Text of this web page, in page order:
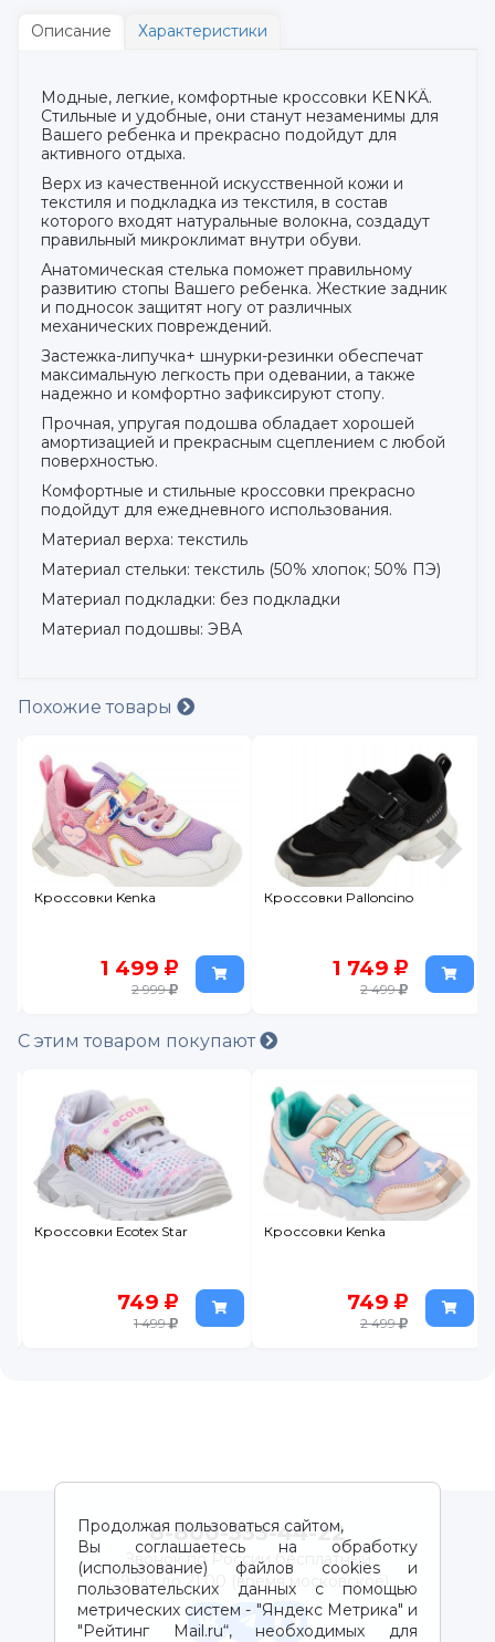
Описание Характеристики
Модные, легкие, комфортные кроссовки KENKÄ.
Стильные и удобные, они станут незаменимы для
Вашего ребенка и прекрасно подойдут для
активного отдыха.
Верх из качественной искусственной кожи и
текстиля и подкладка из текстиля, в состав
которого входят натуральные волокна, создадут
правильный микроклимат внутри обуви.
Анатомическая стелька поможет правильному
развитию стопы Вашего ребенка. Жесткие задник
и подносок защитят ногу от различных
механических повреждений.
Застежка-липучка+ шнурки-резинки обеспечат
максимальную легкость при одевании, а также
надежно и комфортно зафиксируют стопу.
Прочная, упругая подошва обладает хорошей
амортизацией и прекрасным сцеплением с любой
поверхностью.
Комфортные и стильные кроссовки прекрасно
подойдут для ежедневного использования.
Материал верха: текстиль
Материал стельки: текстиль (50% хлопок; 50% ПЭ)
Материал подкладки: без подкладки
Материал подошвы: ЭВА
Похожие товары
Кроссовки Kenka
1 499
2 999
Кроссовки Palloncino
1 749
2 499
С этим товаром покупают
Кроссовки Ecotex Star
749
1 499
Кроссовки Kenka
749
2 499
Продолжая пользоваться сайтом,
Вы соглашаетесь на обработку
(использование) файлов cookies и
пользовательских данных с помощью
метрических систем - "Яндекс Метрика" и
"Рейтинг Mail.ru“, необходимых для
8-800-333-44-22
Звонок по России бесплатный
с 9:00 до 21:00 (время московское)